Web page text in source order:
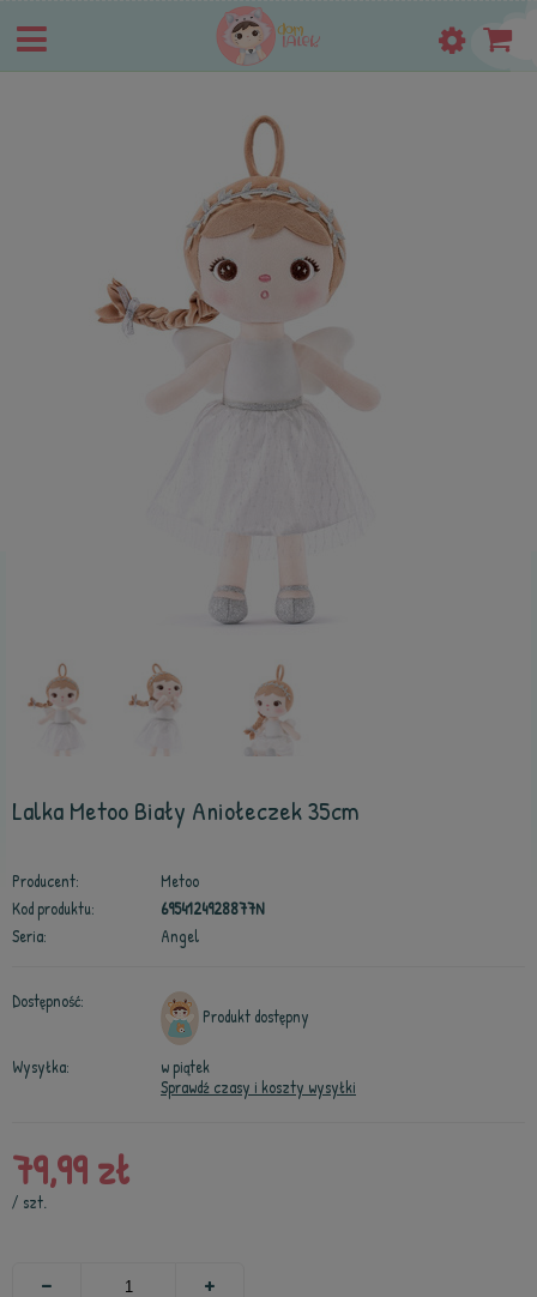
Lalka Metoo Biały Aniołeczek 35cm
Producent:
Metoo
Kod produktu:
6954124928877N
Seria:
Angel
Dostępność:
Produkt dostępny
Wysyłka:
w piątek
Sprawdź czasy i koszty wysyłki
79,99 zł
/ szt.